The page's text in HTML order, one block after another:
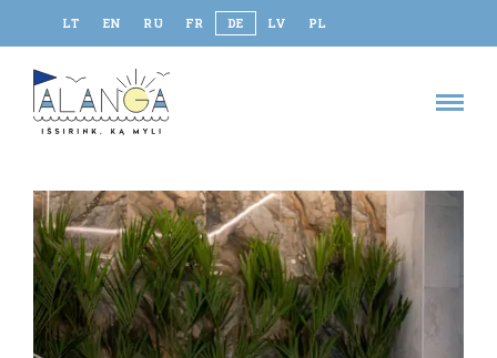
LT EN RU FR DE LV PL